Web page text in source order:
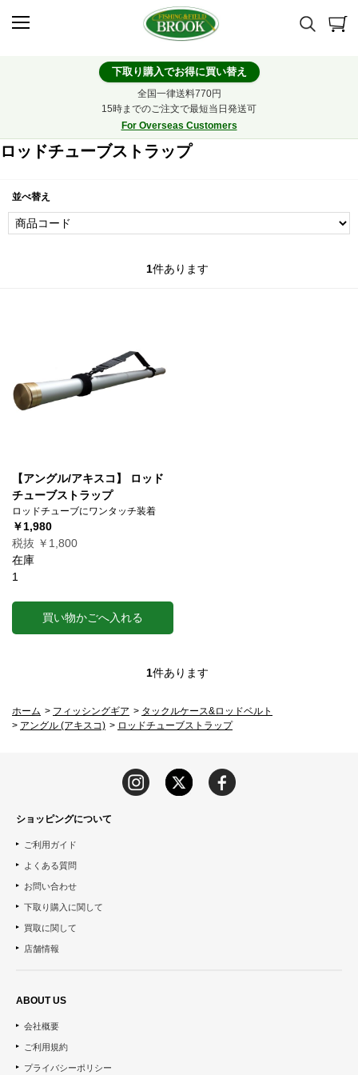
下取り購入でお得に買い替え
全国一律送料770円
15時までのご注文で最短当日発送可
For Overseas Customers
ロッドチューブストラップ
並べ替え
1件あります
【アングル/アキスコ】 ロッド
チューブストラップ
ロッドチューブにワンタッチ装着
￥1,980
税抜 ￥1,800
在庫
1
買い物かごへ入れる
1件あります
ホーム > フィッシングギア > タックルケース&ロッドベルト
> アングル (アキスコ) > ロッドチューブストラップ
ショッピングについて
ご利用ガイド
よくある質問
お問い合わせ
下取り購入に関して
買取に関して
店舗情報
ABOUT US
会社概要
ご利用規約
プライバシーポリシー